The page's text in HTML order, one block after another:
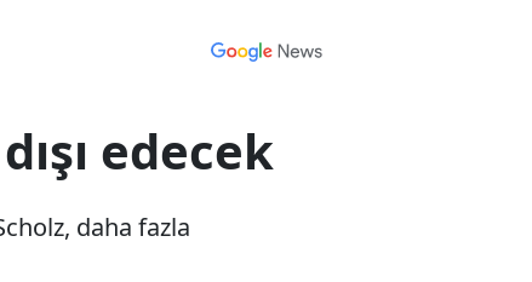
edecek
daha fazla